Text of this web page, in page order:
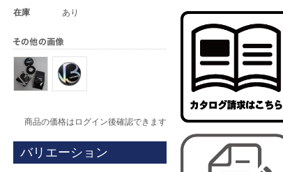
在庫
あり
商品の価格はログイン後確認できます
バリエーション